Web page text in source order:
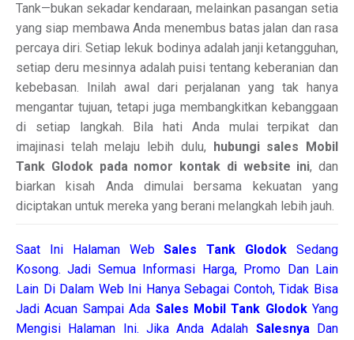
Tank—bukan sekadar kendaraan, melainkan pasangan setia
yang siap membawa Anda menembus batas jalan dan rasa
percaya diri. Setiap lekuk bodinya adalah janji ketangguhan,
setiap deru mesinnya adalah puisi tentang keberanian dan
kebebasan. Inilah awal dari perjalanan yang tak hanya
mengantar tujuan, tetapi juga membangkitkan kebanggaan
di setiap langkah. Bila hati Anda mulai terpikat dan
imajinasi telah melaju lebih dulu,
hubungi sales Mobil
Tank Glodok pada nomor kontak di website ini, dan
biarkan kisah Anda dimulai bersama kekuatan yang
diciptakan untuk mereka yang berani melangkah lebih jauh.
Saat Ini Halaman WebSales Tank GlodokSedang
Kosong. Jadi Semua Informasi Harga, Promo Dan Lain
Lain Di Dalam Web Ini Hanya Sebagai Contoh, Tidak Bisa
Jadi Acuan Sampai Ada Sales Mobil Tank Glodok Yang
Mengisi Halaman Ini. Jika Anda Adalah SalesnyaDan